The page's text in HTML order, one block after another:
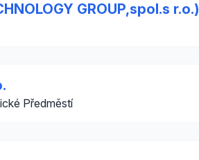
GROUP,spol.s r.o.)
Předměstí